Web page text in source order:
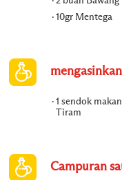
10gr Mentega
mengasinkan
1 sendok
Tiram
Campuran